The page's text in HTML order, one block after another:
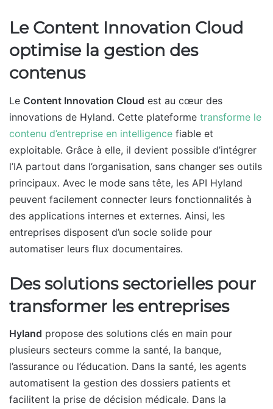
Le Content Innovation Cloud
optimise la gestion des
contenus
Le Content Innovation Cloud est au cœur des
innovations de Hyland. Cette plateforme transforme le
contenu d’entreprise en intelligence fiable et
exploitable. Grâce à elle, il devient possible d’intégrer
l’IA partout dans l’organisation, sans changer ses outils
principaux. Avec le mode sans tête, les API Hyland
peuvent facilement connecter leurs fonctionnalités à
des applications internes et externes. Ainsi, les
entreprises disposent d’un socle solide pour
automatiser leurs flux documentaires.
Des solutions sectorielles pour
transformer les entreprises
Hyland propose des solutions clés en main pour
plusieurs secteurs comme la santé, la banque,
l’assurance ou l’éducation. Dans la santé, les agents
automatisent la gestion des dossiers patients et
facilitent la prise de décision médicale. Dans la